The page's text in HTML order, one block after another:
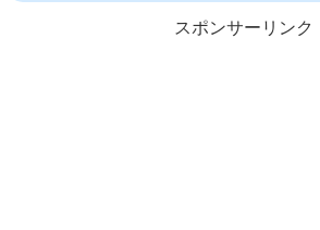
スポンサーリンク